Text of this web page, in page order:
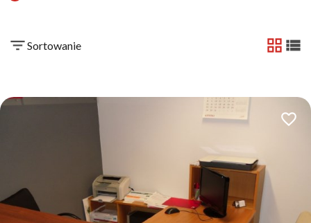
Sortowanie
tabela
Dodaj